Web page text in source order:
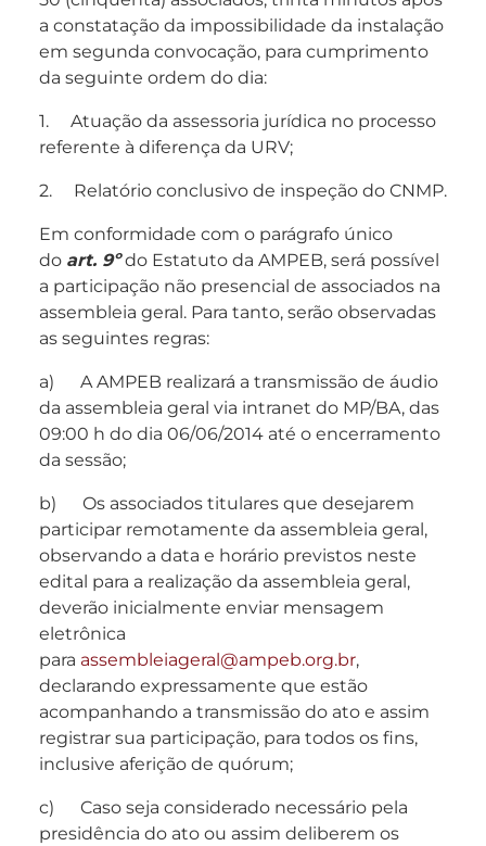
a constatação da impossibilidade da instalação
em segunda convocação, para cumprimento
da seguinte ordem do dia:
1. Atuação da assessoria jurídica no processo
referente à diferença da URV;
2. Relatório conclusivo de inspeção do CNMP.
Em conformidade com o parágrafo único
do art. 9ºdo Estatuto da AMPEB, será possível
a participação não presencial de associados na
assembleia geral. Para tanto, serão observadas
as seguintes regras:
a) A AMPEB realizará a transmissão de áudio
da assembleia geral via intranet do MP/BA, das
09:00 h do dia 06/06/2014 até o encerramento
da sessão;
b) Os associados titulares que desejarem
participar remotamente da assembleia geral,
observando a data e horário previstos neste
edital para a realização da assembleia geral,
deverão inicialmente enviar mensagem
eletrônica
para assembleiageral@ampeb.org.br,
declarando expressamente que estão
acompanhando a transmissão do ato e assim
registrar sua participação, para todos os fins,
inclusive aferição de quórum;
c) Caso seja considerado necessário pela
presidência do ato ou assim deliberem os